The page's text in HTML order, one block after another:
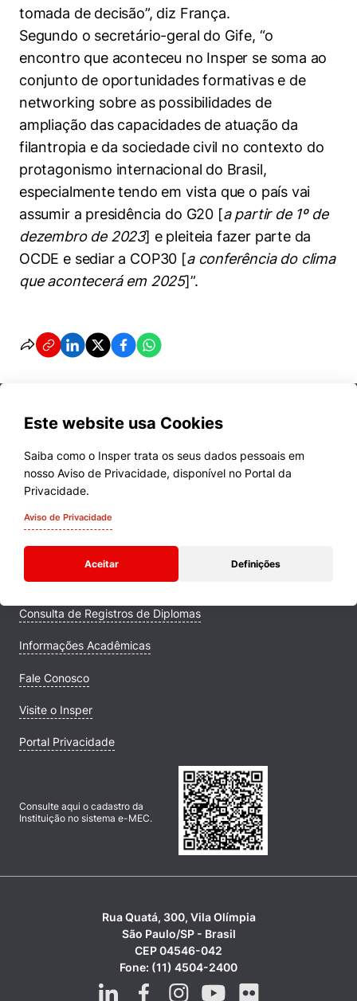
tomada de decisão”, diz França.
Segundo o secretário-geral do Gife, “o
encontro que aconteceu no Insper se soma ao
conjunto de oportunidades formativas e de
networking sobre as possibilidades de
ampliação das capacidades de atuação da
filantropia e da sociedade civil no contexto do
protagonismo internacional do Brasil,
especialmente tendo em vista que o país vai
assumir a presidência do G20 [a partir de 1º de
dezembro de 2023] e pleiteia fazer parte da
OCDE e sediar a COP30 [a conferência do clima
que acontecerá em 2025]”.
Este website usa Cookies
Saiba como o Insper trata os seus dados pessoais em
nosso Aviso de Privacidade, disponível no Portal da
Privacidade.
Aviso de Privacidade
Aceitar Definições
Cursos
Quem Somos
Comunidade Transforme
Campus
Consulta de Registros de Diplomas
Informações Acadêmicas
Fale Conosco
Visite o Insper
Portal Privacidade
Consulte aqui o cadastro da
Instituição no sistema e-MEC.
Rua Quatá, 300, Vila Olímpia
São Paulo/SP - Brasil
CEP 04546-042
Fone: (11) 4504-2400